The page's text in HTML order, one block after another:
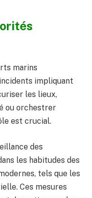
marins
impliquant
les lieux,
ou orchestrer
est crucial.
des
les habitudes des
tels que les
Ces mesures